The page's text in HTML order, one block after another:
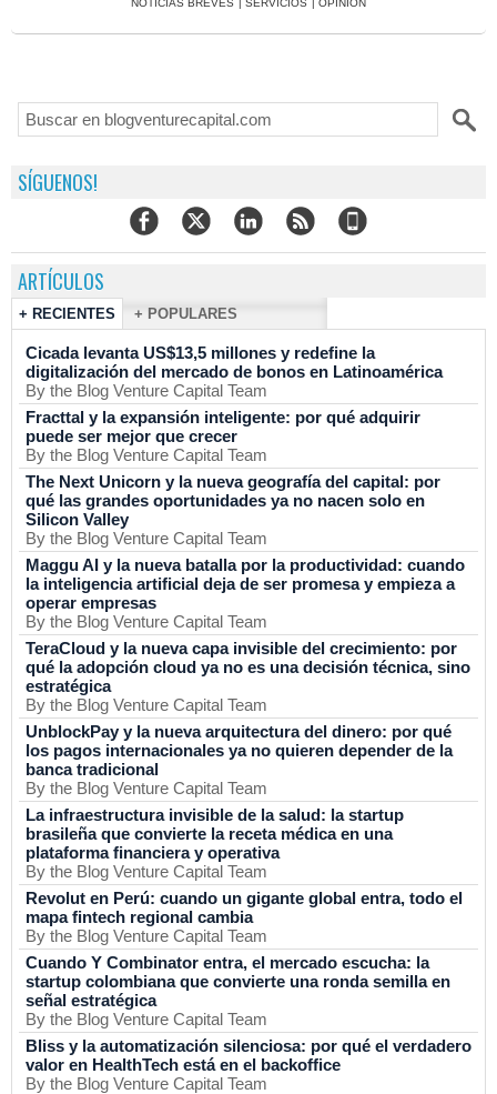
NOTICIAS BREVES SERVICIOS OPINIÓN
SÍGUENOS!
ARTÍCULOS
+ RECIENTES + POPULARES
Cicada levanta US$13,5 millones y redefine la
digitalización del mercado de bonos en Latinoamérica
By the Blog Venture Capital Team
Fracttal y la expansión inteligente: por qué adquirir
puede ser mejor que crecer
By the Blog Venture Capital Team
The Next Unicorn y la nueva geografía del capital: por
qué las grandes oportunidades ya no nacen solo en
Silicon Valley
By the Blog Venture Capital Team
Maggu AI y la nueva batalla por la productividad: cuando
la inteligencia artificial deja de ser promesa y empieza a
operar empresas
By the Blog Venture Capital Team
TeraCloud y la nueva capa invisible del crecimiento: por
qué la adopción cloud ya no es una decisión técnica, sino
estratégica
By the Blog Venture Capital Team
UnblockPay y la nueva arquitectura del dinero: por qué
los pagos internacionales ya no quieren depender de la
banca tradicional
By the Blog Venture Capital Team
La infraestructura invisible de la salud: la startup
brasileña que convierte la receta médica en una
plataforma financiera y operativa
By the Blog Venture Capital Team
Revolut en Perú: cuando un gigante global entra, todo el
mapa fintech regional cambia
By the Blog Venture Capital Team
Cuando Y Combinator entra, el mercado escucha: la
startup colombiana que convierte una ronda semilla en
señal estratégica
By the Blog Venture Capital Team
Bliss y la automatización silenciosa: por qué el verdadero
valor en HealthTech está en el backoffice
By the Blog Venture Capital Team